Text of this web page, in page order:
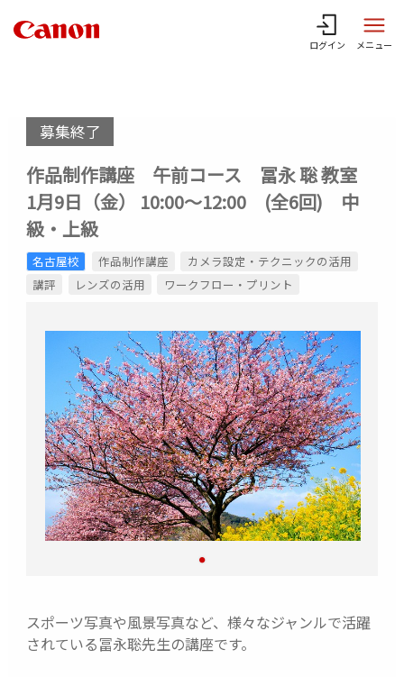
ログイン メニュー
募集終了
作品制作講座 午前コース 冨永 聡 教室
1月9日（金） 10:00～12:00 (全6回) 中
級・上級
名古屋校 作品制作講座
カメラ設定・テクニックの活用
講評
レンズの活用 ワークフロー・プリント
スポーツ写真や風景写真など、様々なジャンルで活躍
されている冨永聡先生の講座です。